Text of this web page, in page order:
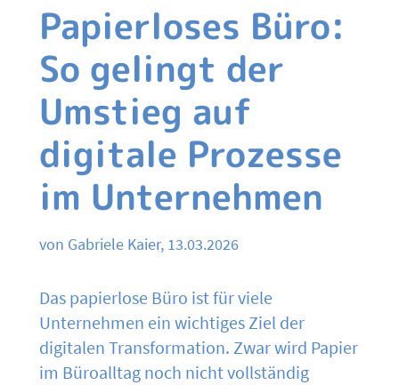
Papierloses Büro:
So gelingt der
Umstieg auf
digitale Prozesse
im Unternehmen
von Gabriele Kaier, 13.03.2026
Das papierlose Büro ist für viele
Unternehmen ein wichtiges Ziel der
digitalen Transformation. Zwar wird Papier
im Büroalltag noch nicht vollständig